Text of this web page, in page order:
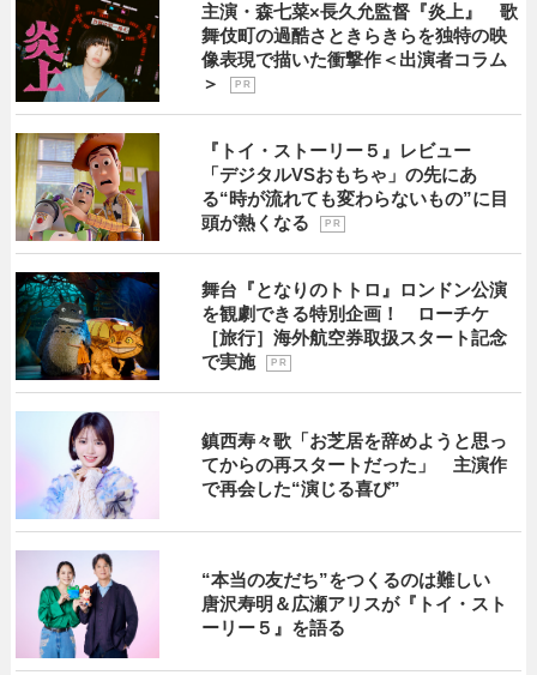
主演・森七菜×長久允監督『炎上』 歌
舞伎町の過酷さときらきらを独特の映
像表現で描いた衝撃作＜出演者コラム
＞
P R
『トイ・ストーリー５』レビュー
「デジタルVSおもちゃ」の先にあ
る“時が流れても変わらないもの”に目
頭が熱くなる
P R
舞台『となりのトトロ』ロンドン公演
を観劇できる特別企画！ ローチケ
［旅行］海外航空券取扱スタート記念
で実施
P R
鎮西寿々歌「お芝居を辞めようと思っ
てからの再スタートだった」 主演作
で再会した“演じる喜び”
“本当の友だち”をつくるのは難しい
唐沢寿明＆広瀬アリスが『トイ・スト
ーリー５』を語る